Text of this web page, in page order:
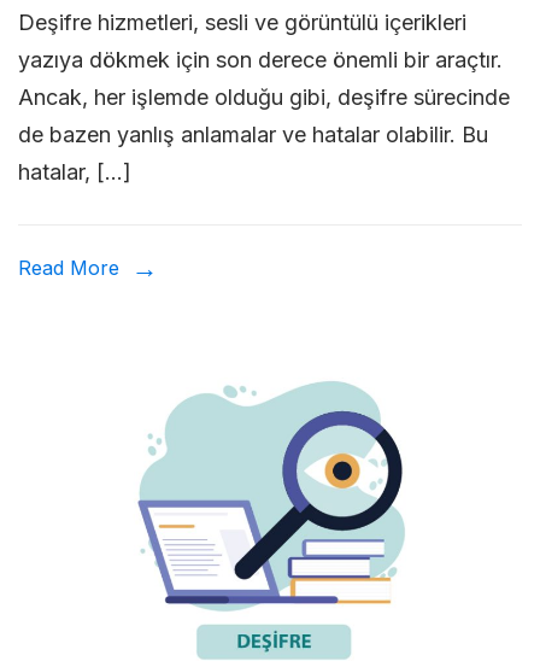
ve
İlginç
Deşifre hizmetleri, sesli ve görüntülü içerikleri
yazıya dökmek için son derece önemli bir araçtır.
Ancak, her işlemde olduğu gibi, deşifre sürecinde
de bazen yanlış anlamalar ve hatalar olabilir. Bu
hatalar, […]
Read More